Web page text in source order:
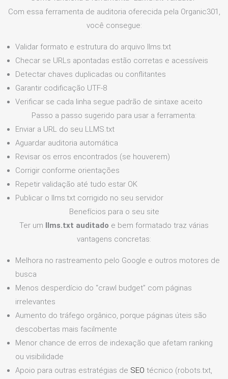
Com essa ferramenta de auditoria oferecida pela Organic301,
você consegue:
Validar formato e estrutura do arquivo llms.txt
Checar se URLs apontadas estão corretas e acessíveis
Detectar chaves duplicadas ou conflitantes
Garantir codificação UTF‑8
Verificar se cada linha segue padrão de sintaxe aceito
Passo a passo sugerido para usar a ferramenta:
Enviar a URL do seu LLMS.txt
Aguardar auditoria automática
Revisar os erros encontrados (se houverem)
Corrigir conforme orientações
Repetir validação até tudo estar OK
Publicar o llms.txt corrigido no seu servidor
Benefícios para o seu site
Ter um llms.txt auditado e bem formatado traz várias
vantagens concretas:
Melhora no rastreamento pelo Google e outros motores de
busca
Menos desperdício do “crawl budget” com páginas
irrelevantes
Aumento do tráfego orgânico, porque páginas úteis são
descobertas mais facilmente
Menor chance de erros de indexação que afetam ranking
ou visibilidade
Apoio para outras estratégias de SEO técnico (robots.txt,